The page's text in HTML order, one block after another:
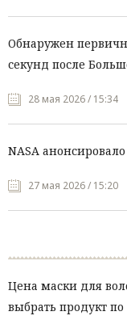
Обнаружен
секунд после
28 мая 2026 / 15:34
NASA
27 мая 2026 / 15:20
Цена маски для
выбрать продукт